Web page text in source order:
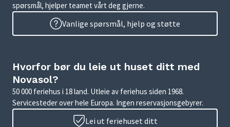
spørsmål, hjelper teamet vårt deg gjerne.
Vanlige spørsmål, hjelp og støtte
Hvorfor bør du leie ut huset ditt med
Novasol?
50 000 feriehus i 18 land. Utleie av feriehus siden 1968.
Servicesteder over hele Europa. Ingen reservasjonsgebyrer.
Lei ut feriehuset ditt